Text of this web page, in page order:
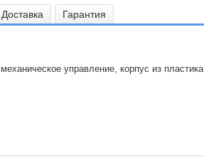
Доставка Гарантия
управление, корпус из пластика